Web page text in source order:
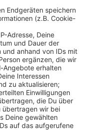
laden!
eines
kann
Sie die
Sie der
um dieses